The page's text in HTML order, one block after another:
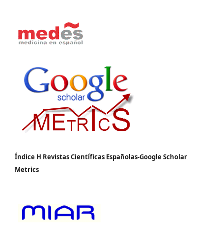
Índice H Revistas Científicas Españolas-Google Scholar
Metrics